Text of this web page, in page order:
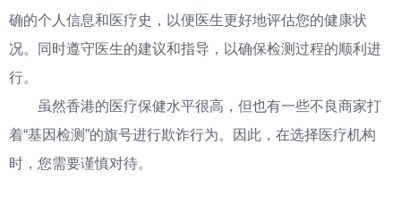
确的个人信息和医疗史，以便医生更好地评估您的健康状
况。同时遵守医生的建议和指导，以确保检测过程的顺利进
行。
虽然香港的医疗保健水平很高，但也有一些不良商家打
着“基因检测”的旗号进行欺诈行为。因此，在选择医疗机构
时，您需要谨慎对待。